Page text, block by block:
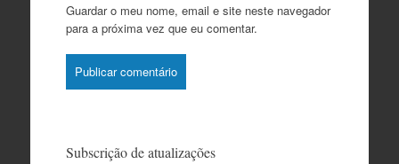
Guardar o meu nome, email e site neste navegador
para a próxima vez que eu comentar.
Subscrição de atualizações